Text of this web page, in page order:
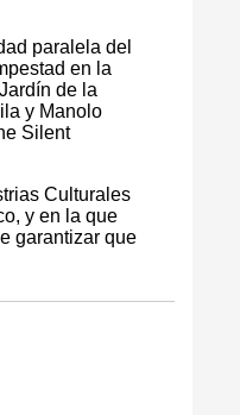
paralela del
en la
de la
y Manolo
Silent
Culturales
y en la que
garantizar que